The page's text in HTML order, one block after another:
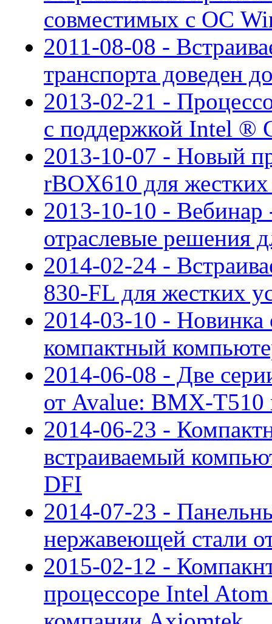
совместимых с ОС
2011-08-08 -
транспорта доведен
2013-02-21 -
с поддержкой Intel ®
2013-10-07 - Новый
rBOX610 для
2013-10-10 -
отраслевые решения
2014-02-24 -
830-FL для жестких
2014-03-10 - Новинка
компактный
2014-06-08 - Две
от Avalue: BMX-
2014-06-23 -
встраиваемый
DFI
2014-07-23 -
нержавеющей стали
2015-02-12 -
процессоре Intel